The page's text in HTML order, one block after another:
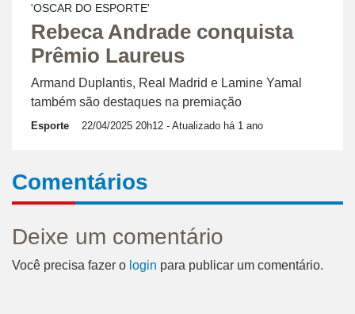
'OSCAR DO ESPORTE'
Rebeca Andrade conquista
Prêmio Laureus
Armand Duplantis, Real Madrid e Lamine Yamal
também são destaques na premiação
Esporte 22/04/2025 20h12 - Atualizado há 1 ano
Comentários
Deixe um comentário
Você precisa fazer o login para publicar um comentário.